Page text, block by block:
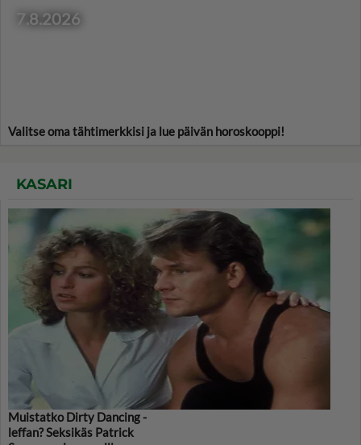
7.8.2026
Valitse oma tähtimerkkisi ja lue päivän horoskooppi!
KASARI
Muistatko Dirty Dancing -
leffan? Seksikäs Patrick